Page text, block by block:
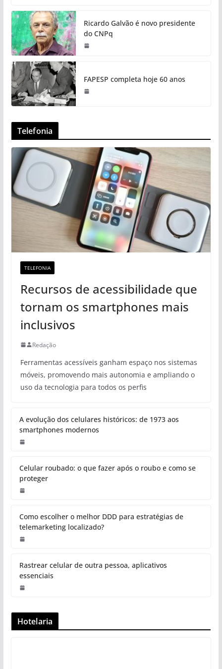
Ricardo Galvão é novo presidente
do CNPq
FAPESP completa hoje 60 anos
Telefonia
TELEFONIA
Recursos de acessibilidade que
tornam os smartphones mais
inclusivos
Redação
Ferramentas acessíveis ganham espaço nos sistemas
móveis, promovendo mais autonomia e ampliando o
uso da tecnologia para todos os perfis
A evolução dos celulares históricos: de 1973 aos
smartphones modernos
Celular roubado: o que fazer após o roubo e como se
proteger
Como escolher o melhor DDD para estratégias de
telemarketing localizado?
Rastrear celular de outra pessoa, aplicativos
essenciais
Hotelaria